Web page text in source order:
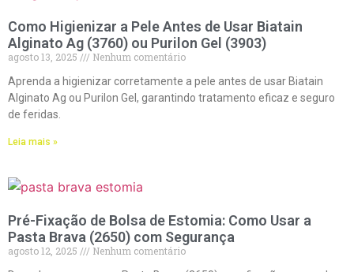
Como Higienizar a Pele Antes de Usar Biatain
Alginato Ag (3760) ou Purilon Gel (3903)
agosto 13, 2025
Nenhum comentário
Aprenda a higienizar corretamente a pele antes de usar Biatain
Alginato Ag ou Purilon Gel, garantindo tratamento eficaz e seguro
de feridas.
Leia mais »
Pré-Fixação de Bolsa de Estomia: Como Usar a
Pasta Brava (2650) com Segurança
agosto 12, 2025
Nenhum comentário